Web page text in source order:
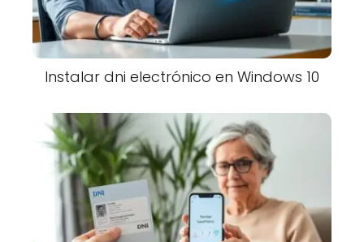
Instalar dni electrónico en Windows 10